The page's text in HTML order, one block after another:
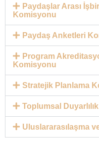
Paydaşlar Arası
Komisyonu
Paydaş Anketleri
Program
Komisyonu
Stratejik Planlama
Toplumsal
Uluslararasılaşma